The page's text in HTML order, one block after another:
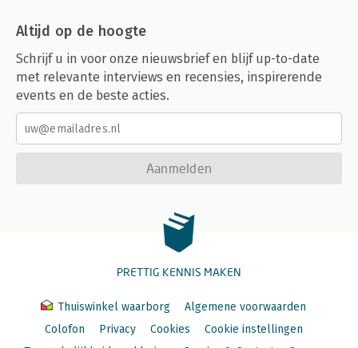
Altijd op de hoogte
Schrijf u in voor onze nieuwsbrief en blijf up-to-date
met relevante interviews en recensies, inspirerende
events en de beste acties.
Aanmelden
PRETTIG KENNIS MAKEN
Thuiswinkel waarborg
Algemene voorwaarden
Colofon
Privacy Cookies
Cookie instellingen